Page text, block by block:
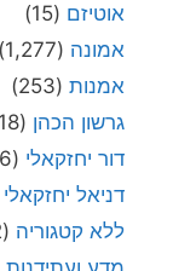
אוטיזם (15)
אמונה (1,277)
אמנות (253)
גרשון הכהן (818)
דור יחזקאלי (16)
דניאל יחזקאלי
ללא קטגוריה (162)